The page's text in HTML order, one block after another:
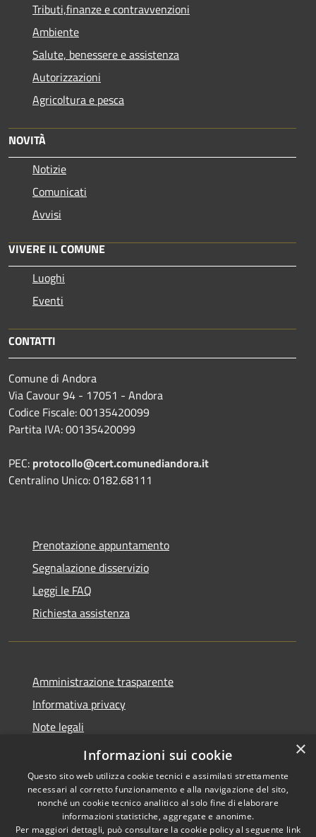
Tributi,finanze e contravvenzioni
Ambiente
Salute, benessere e assistenza
Autorizzazioni
Agricoltura e pesca
NOVITÀ
Notizie
Comunicati
Avvisi
VIVERE IL COMUNE
Luoghi
Eventi
CONTATTI
Comune di Andora
Via Cavour 94 - 17051 - Andora
Codice Fiscale: 00135420099
Partita IVA: 00135420099
PEC: protocollo@cert.comunediandora.it
Centralino Unico: 0182.68111
Prenotazione appuntamento
Segnalazione disservizio
Leggi le FAQ
Richiesta assistenza
Amministrazione trasparente
Informativa privacy
Note legali
Dichiarazione di accessibilità
Copyright © 2026 • Comune di
×
Informazioni sui cookie
Questo sito web utilizza cookie tecnici e assimilati strettamente
necessari al corretto funzionamento e alla navigazione del sito,
nonché un cookie tecnico analitico al solo fine di elaborare
informazioni statistiche, aggregate e anonime.
Per maggiori dettagli, può consultare la cookie policy al seguente link